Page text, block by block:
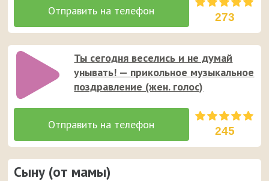
273
Ты сегодня веселись и не думай
унывать! — прикольное музыкальное
поздравление (жен. голос)
245
Сыну (от мамы)